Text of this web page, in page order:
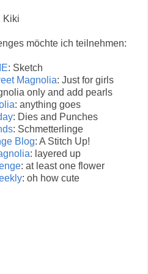
Kiki
möchte ich teilnehmen:
: Sketch
Magnolia: Just for girls
only and add pearls
: anything goes
: Dies and Punches
: Schmetterlinge
Blog: A Stitch Up!
: layered up
: at least one flower
: oh how cute